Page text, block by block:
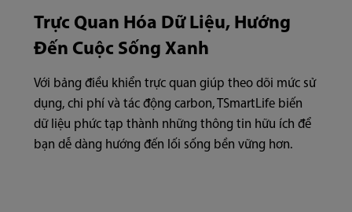
Trực Quan Hóa Dữ Liệu, Hướng
Đến Cuộc Sống Xanh
Với bảng điều khiển trực quan giúp theo dõi mức sử
dụng, chi phí và tác động carbon, TSmartLife biến
dữ liệu phức tạp thành những thông tin hữu ích để
bạn dễ dàng hướng đến lối sống bền vững hơn.